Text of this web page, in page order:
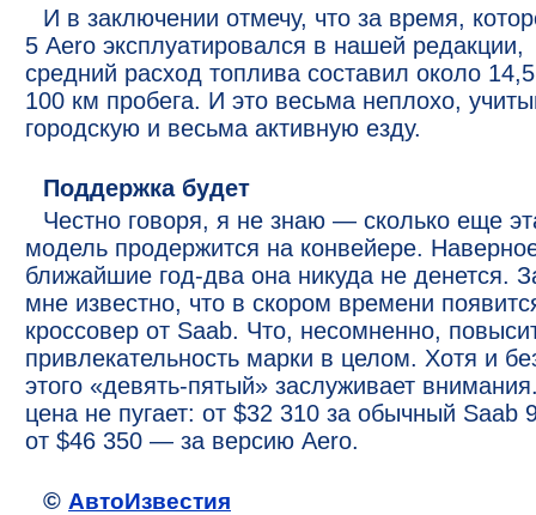
И в заключении отмечу, что за время,
5 Aero эксплуатировался в нашей редакции,
средний расход топлива составил около
100 км пробега. И это весьма неплохо,
городскую и весьма активную езду.
Поддержка будет
Честно говоря, я не знаю — сколько еще
модель продержится на конвейере.
ближайшие год-два она никуда не денется.
мне известно, что в скором времени
кроссовер от Saab. Что, несомненно,
привлекательность марки в целом. Хотя и
этого «девять-пятый» заслуживает
цена не пугает: от $32 310 за обычный Saab
от $46 350 — за версию Aero.
© АвтоИзвестия